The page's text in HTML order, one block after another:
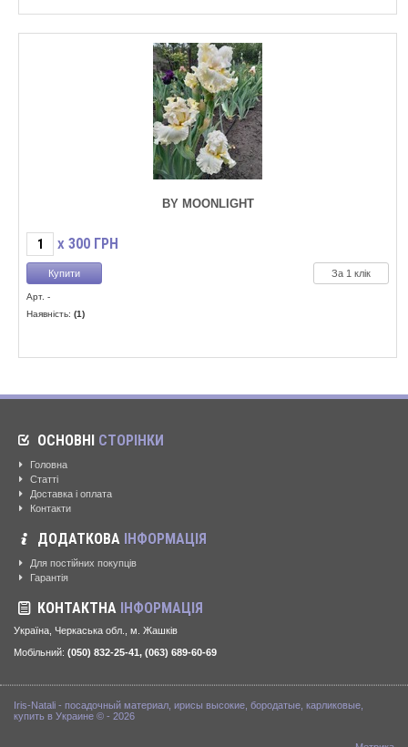
BY MOONLIGHT
X 300 ГРН
За 1 клік
Арт. -
Наявність: (1)
ОСНОВНІ СТОРІНКИ
Головна
Статті
Доставка і оплата
Контакти
ДОДАТКОВА ІНФОРМАЦІЯ
Для постійних покупців
Гарантія
КОНТАКТНА ІНФОРМАЦІЯ
Україна, Черкаська обл., м. Жашків
Мобільний: (050) 832-25-41, (063) 689-60-69
Iris-Natali - посадочный материал, ирисы высокие, бородатые, карликовые,
купить в Украине © - 2026